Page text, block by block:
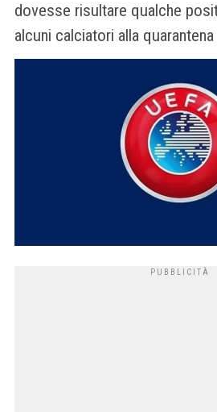
dovesse risultare qualche
alcuni calciatori alla quarantena